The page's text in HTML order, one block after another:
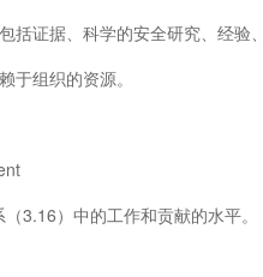
证据、科学的安全研究、经验
组织的资源。
3.16）中的工作和贡献的水平。